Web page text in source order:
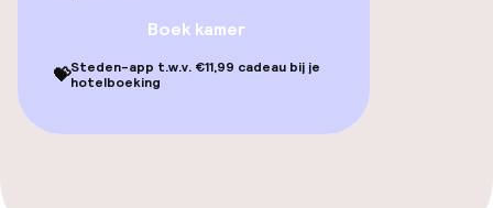
Kinderzwembad
Ligstoelen
Parasols
Boek kamer
💝Steden-app t.w.v. €11,99 cadeau bij je
hotelboeking